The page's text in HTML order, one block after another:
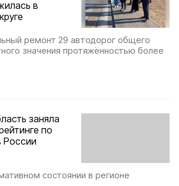
в
ремонт 29 автодорог общего
значения протяжённостью более
заняла
по
России
состоянии в регионе